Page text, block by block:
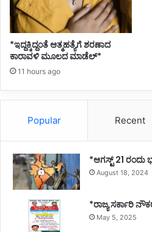
*ಇದ್ದಕ್ಕಿದ್ದಂತೆ ಆತ್ಮಹತ್ಯೆಗೆ ಶರಣಾದ
ಕಾರಾವಳಿ ಮೂಲದ ಮಾಡೆಲ್*
11 hours ago
Popular Recent
*ಆಗಸ್ಟ್ 21
August 18, 2024
*ರಾಜ್ಯ ಸರ್ಕಾರಿ
May 5, 2025